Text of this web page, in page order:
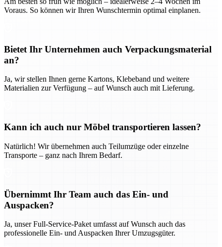
Voraus. So können wir Ihren Wunschtermin optimal einplanen.
Bietet Ihr Unternehmen auch Verpackungsmaterial
an?
Ja, wir stellen Ihnen gerne Kartons, Klebeband und weitere
Materialien zur Verfügung – auf Wunsch auch mit Lieferung.
Kann ich auch nur Möbel transportieren lassen?
Natürlich! Wir übernehmen auch Teilumzüge oder einzelne
Transporte – ganz nach Ihrem Bedarf.
Übernimmt Ihr Team auch das Ein- und
Auspacken?
Ja, unser Full-Service-Paket umfasst auf Wunsch auch das
professionelle Ein- und Auspacken Ihrer Umzugsgüter.